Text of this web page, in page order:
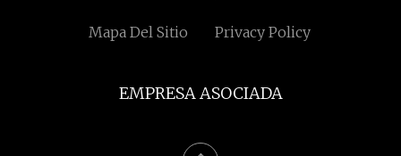
Mapa Del Sitio Privacy Policy
EMPRESA ASOCIADA